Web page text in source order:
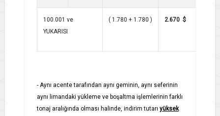
100.001 ve
YUKARISI
( 1.780 + 1.780 ) 2.670 $
- Aynı acente tarafından aynı geminin, aynı seferinin
aynı limandaki yükleme ve boşaltma işlemlerinin farklı
tonaj aralığında olması halinde, indirim tutarı yüksek